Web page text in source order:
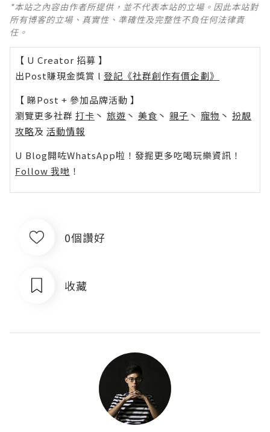
*本站之內容由作者所提供，並不代表本站的立場。因此本站對
所有博客的立場、真實性、準確性及完整性不負任何法律責
任。
【 U Creator 招募 】
出Post賺現金獎賞 l 登記《社群創作有價企劃》
【 睇Post + 參加品牌活動 】
瀏覽更多社群 打卡 丶 旅遊 丶 美食 丶 親子 丶 寵物 丶 扮靚
攻略及 活動情報
U Blog開咗WhatsApp啦！發掘更多吃喝玩樂資訊！
Follow 我哋 ！
0個讚好
收藏